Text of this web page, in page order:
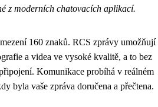
z moderních chatovacích aplikací.
160 znaků. RCS zprávy umožňují
a videa ve vysoké kvalitě, a to bez
Komunikace probíhá v reálném
byla vaše zpráva doručena a přečtena.